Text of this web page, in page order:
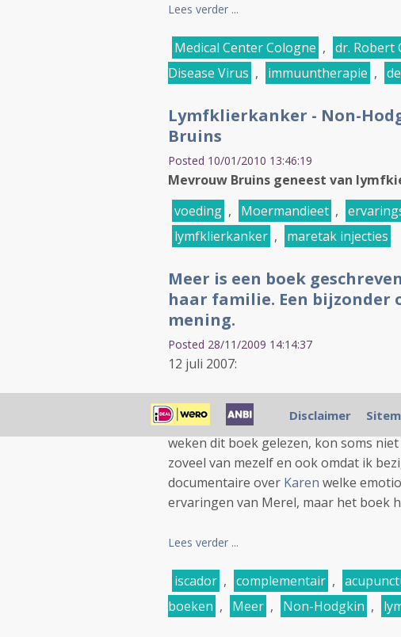
Lees verder ...
Medical Center Cologne , dr. Robert
Disease Virus , immuuntherapie ,
Lymfklierkanker - Non-
Bruins
Posted 10/01/2010 13:46:19
Mevrouw Bruins geneest van
voeding , Moermandieet ,
lymfklierkanker , maretak injecties
Meer is een boek
haar familie. Een
mening.
Posted 28/11/2009 14:14:37
12 juli 2007:
Van de ouders van Merel kreeg ik het
van de opbrengst zij willen
weken dit boek gelezen, kon soms
zoveel van mezelf en ook omdat ik
documentaire over Karen welke
ervaringen van Merel, maar het boek
Lees verder ...
iscador , complementair ,
boeken , Meer , Non-Hodgkin ,
Disclaimer